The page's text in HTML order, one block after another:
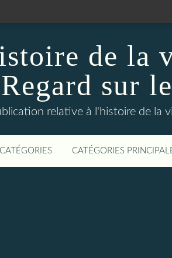
de la
Regard sur
relative à l'histoire de la
CATÉGORIES CATÉGORIES